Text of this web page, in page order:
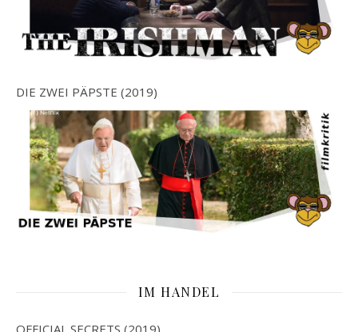
DIE ZWEI PÄPSTE (2019)
IM HANDEL